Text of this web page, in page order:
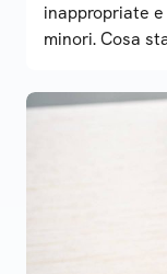
inappropriate
minori. Cosa